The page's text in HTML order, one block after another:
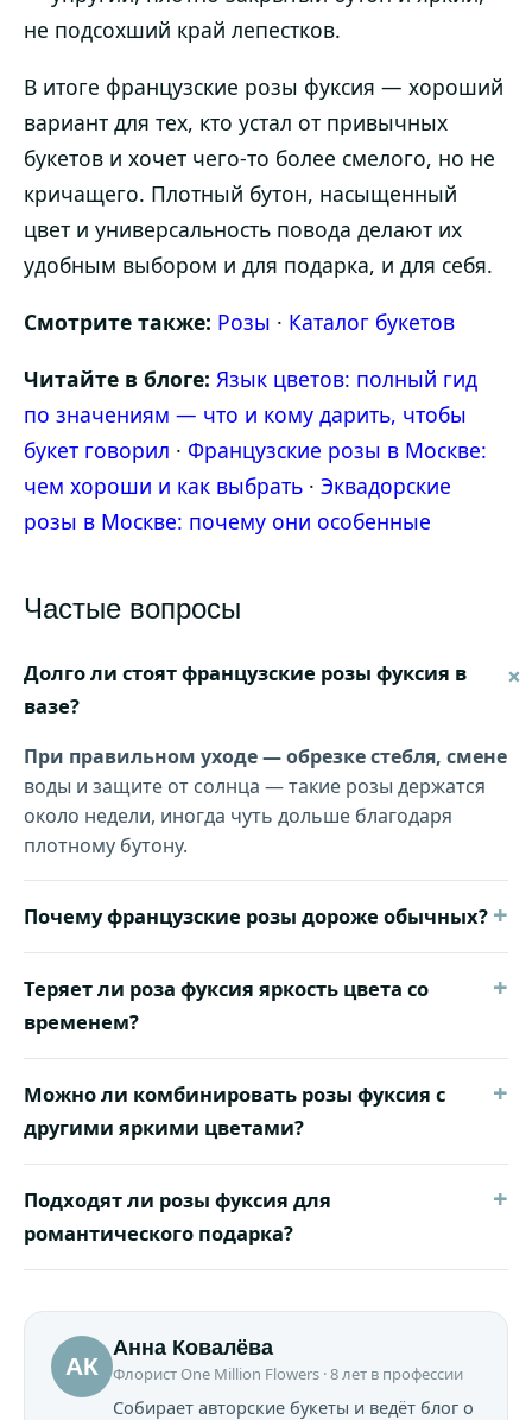
не подсохший край лепестков.
В итоге французские розы фуксия — хороший
вариант для тех, кто устал от привычных
букетов и хочет чего-то более смелого, но не
кричащего. Плотный бутон, насыщенный
цвет и универсальность повода делают их
удобным выбором и для подарка, и для себя.
Смотрите также: Розы · Каталог букетов
Читайте в блоге: Язык цветов: полный гид
по значениям — что и кому дарить, чтобы
букет говорил · Французские розы в Москве:
чем хороши и как выбрать · Эквадорские
розы в Москве: почему они особенные
Частые вопросы
Долго ли стоят французские розы фуксия в
вазе?
+
При правильном уходе — обрезке стебля, смене
воды и защите от солнца — такие розы держатся
около недели, иногда чуть дольше благодаря
плотному бутону.
Почему французские розы дороже обычных? +
Теряет ли роза фуксия яркость цвета со
временем?
+
Можно ли комбинировать розы фуксия с
другими яркими цветами?
+
Подходят ли розы фуксия для
романтического подарка?
+
АК
Анна Ковалёва
Флорист One Million Flowers · 8 лет в профессии
Собирает авторские букеты и ведёт блог о